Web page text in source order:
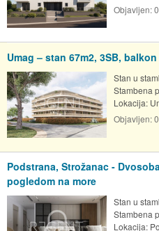
Objavljen:
Umag – stan 67m2, 3SB,
Stan u
Stambena
Lokacija:
Objavljen:
Podstrana, Strožanac -
pogledom na more
Stan u
Stambena
Lokacija: